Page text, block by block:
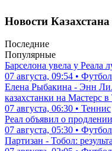
Новости
Последние
Популярные
Барселона увела у Реала
07 августа, 09:54 • Футбол
Елена Рыбакина - Энн
казахстанки на Мастерс
07 августа, 06:30 • Теннис
Реал объявил о
07 августа, 05:30 • Футбол
Партизан - Тобол: